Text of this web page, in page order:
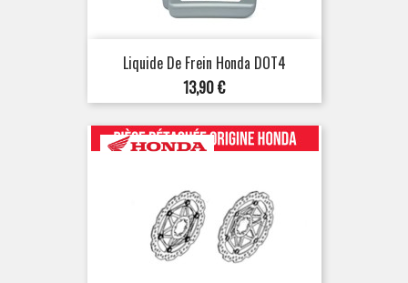
Liquide De Frein Honda DOT4
Prix
13,90 €